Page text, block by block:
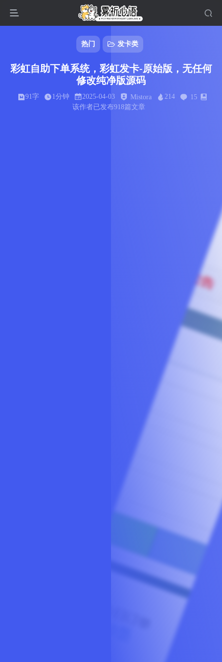
热门 发卡类
彩虹自助下单系统，彩虹发卡-原始版，无任何
修改纯净版源码
91字 1分钟 2025-04-03 Mistora 214
15
该作者已发布918篇文章